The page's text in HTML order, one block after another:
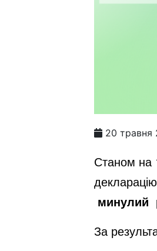
20 травня
Станом на
минулий
За